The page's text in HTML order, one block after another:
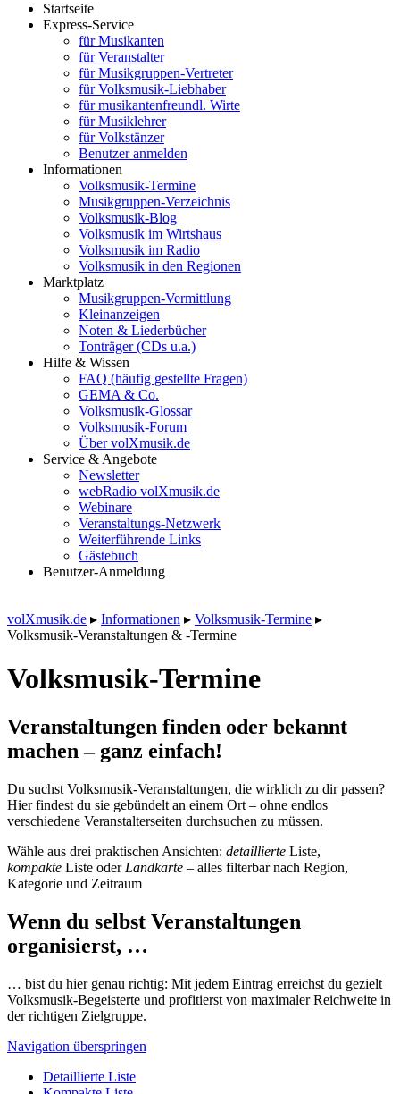
Startseite
Express-Service
für Musikanten
für Veranstalter
für Musikgruppen-Vertreter
für Volksmusik-Liebhaber
für musikantenfreundl. Wirte
für Musiklehrer
für Volkstänzer
Benutzer anmelden
Informationen
Volksmusik-Termine
Musikgruppen-Verzeichnis
Volksmusik-Blog
Volksmusik im Wirtshaus
Volksmusik im Radio
Volksmusik in den Regionen
Marktplatz
Musikgruppen-Vermittlung
Kleinanzeigen
Noten & Liederbücher
Tonträger (CDs u.a.)
Hilfe & Wissen
FAQ (häufig gestellte Fragen)
GEMA & Co.
Volksmusik-Glossar
Volksmusik-Forum
Über volXmusik.de
Service & Angebote
Newsletter
webRadio volXmusik.de
Webinare
Veranstaltungs-Netzwerk
Weiterführende Links
Gästebuch
Benutzer-Anmeldung
volXmusik.de ▸ Informationen ▸ Volksmusik-Termine ▸
Volksmusik-Veranstaltungen & -Termine
Volksmusik-Termine
Veranstaltungen finden oder bekannt
machen – ganz einfach!
Du suchst Volksmusik-Veranstaltungen, die wirklich zu dir passen?
Hier findest du sie gebündelt an einem Ort – ohne endlos
verschiedene Veranstalterseiten durchsuchen zu müssen.
Wähle aus drei praktischen Ansichten: detaillierte Liste,
kompakte Liste oder Landkarte – alles filterbar nach Region,
Kategorie und Zeitraum
Wenn du selbst Veranstaltungen
organisierst, …
… bist du hier genau richtig: Mit jedem Eintrag erreichst du gezielt
Volksmusik-Begeisterte und profitierst von maximaler Reichweite in
der richtigen Zielgruppe.
Navigation überspringen
Detaillierte Liste